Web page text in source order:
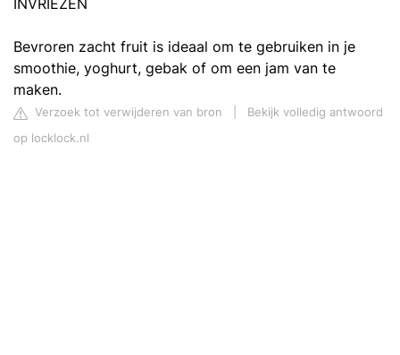
INVRIEZEN
Bevroren zacht fruit is ideaal om te gebruiken in je
smoothie, yoghurt, gebak of om een jam van te
maken.
Verzoek tot verwijderen van bron
Bekijk volledig antwoord
op locklock.nl